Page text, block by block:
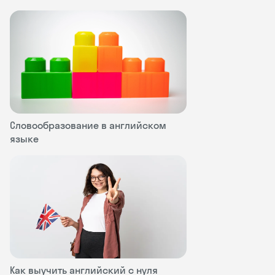
Словообразование в английском
языке
Как выучить английский с нуля